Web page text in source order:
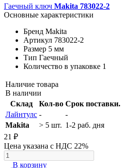
Гаечный ключ Makita 783022-2
Основные характеристики
Бренд Makita
Артикул 783022-2
Размер 5 мм
Тип Гаечный
Количество в упаковке 1
Наличие товара
В наличии
Склад
Кол-во Срок поставки.
Лайнтулс -
-
Makita
> 5 шт. 1-2 раб. дня
21 ₽
Цена указана с НДС 22%
В корзину